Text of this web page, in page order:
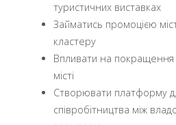
туристичних виставках
Займатись промоцією
кластеру
Впливати на покращення
місті
Створювати платформу
співробітництва між